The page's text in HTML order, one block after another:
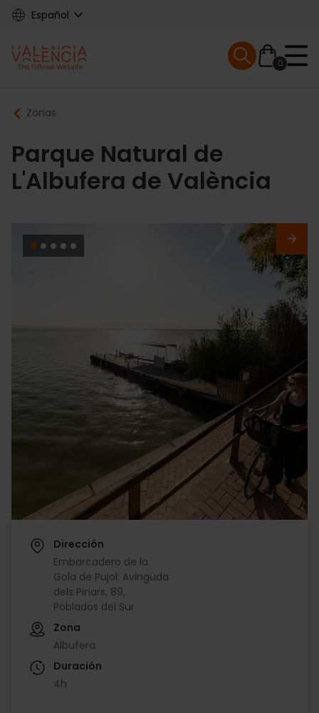
Skip
content
Español
Main
navigation
0
Mobile menu
Breadcrumb
Zonas
Parque Natural de
L'Albufera de València
Dirección
Embarcadero de la
Gola de Pujol: Avinguda
dels Pinars, 89,
Poblados del Sur
Zona
Albufera
Duración
4h